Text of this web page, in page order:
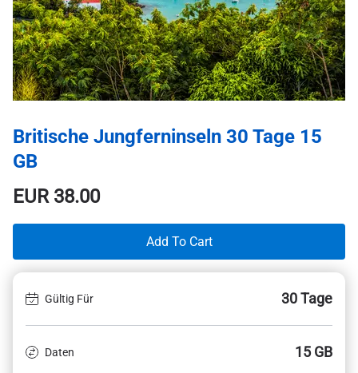
Britische Jungferninseln 30 Tage 15
GB
EUR38.00
Add To Cart
Gültig Für 30 Tage
Daten 15 GB